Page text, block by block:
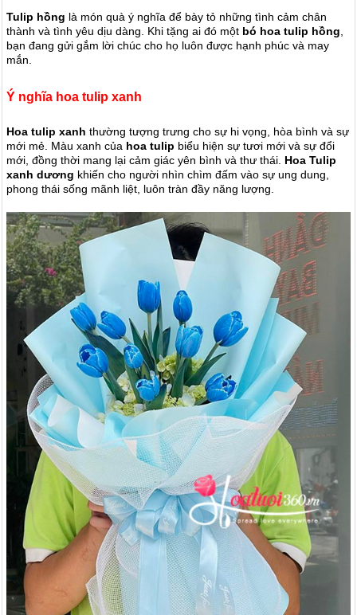
Tulip hồng là món quà ý nghĩa để bày tỏ những tình cảm chân
thành và tình yêu dịu dàng. Khi tặng ai đó một bó hoa tulip hồng,
bạn đang gửi gắm lời chúc cho họ luôn được hạnh phúc và may
mắn.
Ý nghĩa hoa tulip xanh
Hoa tulip xanh thường tượng trưng cho sự hi vọng, hòa bình và sự
mới mẻ. Màu xanh của hoa tulip biểu hiện sự tươi mới và sự đổi
mới, đồng thời mang lại cảm giác yên bình và thư thái. Hoa Tulip
xanh dương khiến cho người nhìn chìm đấm vào sự ung dung,
phong thái sống mãnh liệt, luôn tràn đầy năng lượng.